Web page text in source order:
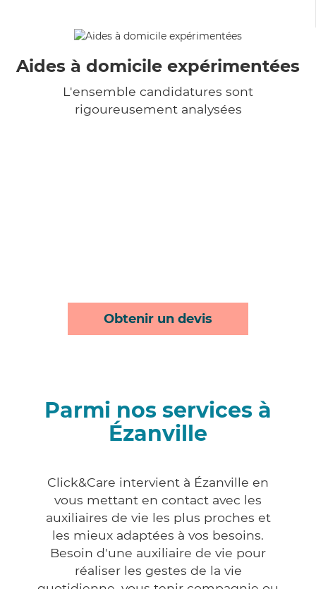
Aides à domicile expérimentées
L'ensemble candidatures sont
rigoureusement analysées
Obtenir un devis
Parmi nos services à
Ézanville
Click&Care intervient à Ézanville en
vous mettant en contact avec les
auxiliaires de vie les plus proches et
les mieux adaptées à vos besoins.
Besoin d'une auxiliaire de vie pour
réaliser les gestes de la vie